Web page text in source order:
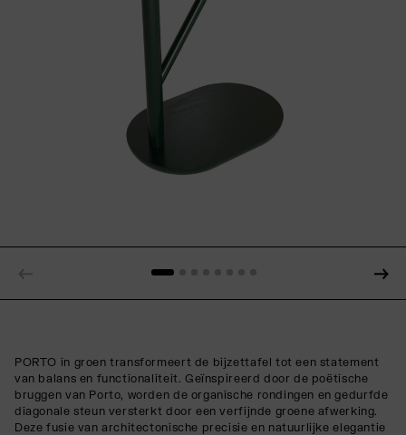
PORTO in groen transformeert de bijzettafel tot een statement
van balans en functionaliteit. Geïnspireerd door de poëtische
bruggen van Porto, worden de organische rondingen en gedurfde
diagonale steun versterkt door een verfijnde groene afwerking.
Deze fusie van architectonische precisie en natuurlijke elegantie